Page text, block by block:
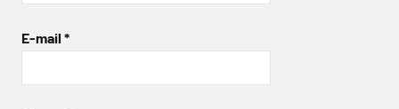
E-mail *